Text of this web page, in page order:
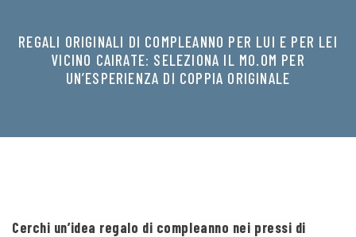
REGALI ORIGINALI DI COMPLEANNO PER LUI E PER LEI
VICINO CAIRATE: SELEZIONA IL MO.OM PER
UN’ESPERIENZA DI COPPIA ORIGINALE
Cerchi un’idea regalo di compleanno nei pressi di